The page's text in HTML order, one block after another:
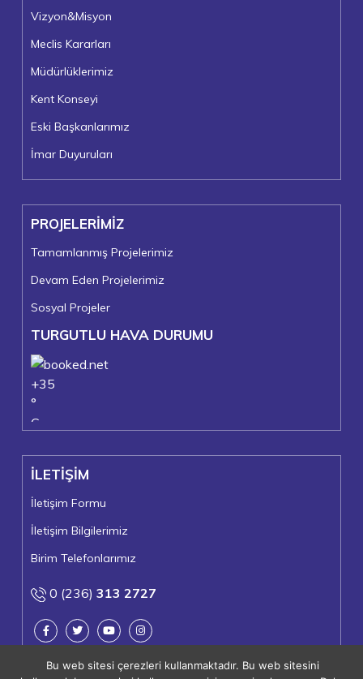
Vizyon&Misyon
Meclis Kararları
Müdürlüklerimiz
Kent Konseyi
Eski Başkanlarımız
İmar Duyuruları
PROJELERİMİZ
Tamamlanmış Projelerimiz
Devam Eden Projelerimiz
Sosyal Projeler
TURGUTLU HAVA DURUMU
+35
°
C
+24°
Turgutlu
Perşembe, 06
İLETİŞİM
İletişim Formu
İletişim Bilgilerimiz
Birim Telefonlarımız
0 (236) 313 2727
Bu web sitesi çerezleri kullanmaktadır. Bu web sitesini